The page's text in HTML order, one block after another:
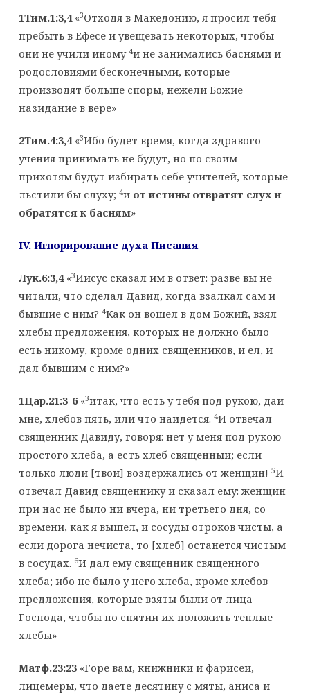
1Тим.1:3,4«3Отходя в Македонию, я просил тебя
пребыть в Ефесе и увещевать некоторых, чтобы
они не учили иному 4и не занимались баснями и
родословиями бесконечными, которые
производят больше споры, нежели Божие
назидание в вере»
2Тим.4:3,4«3Ибо будет время, когда здравого
учения принимать не будут, но по своим
прихотям будут избирать себе учителей, которые
льстили бы слуху; 4и от истины отвратят слух и
обратятся к басням»
IV. Игнорирование духа Писания
Лук.6:3,4«3Иисус сказал им в ответ: разве вы не
читали, что сделал Давид, когда взалкал сам и
бывшие с ним? 4Как он вошел в дом Божий, взял
хлебы предложения, которых не должно было
есть никому, кроме одних священников, и ел, и
дал бывшим с ним?»
1Цар.21:3-6«3итак, что есть у тебя под рукою, дай
мне, хлебов пять, или что найдется. 4И отвечал
священник Давиду, говоря: нет у меня под рукою
простого хлеба, а есть хлеб священный; если
только люди [твои] воздержались от женщин! 5И
отвечал Давид священнику и сказал ему: женщин
при нас не было ни вчера, ни третьего дня, со
времени, как я вышел, и сосуды отроков чисты, а
если дорога нечиста, то [хлеб] останется чистым
в сосудах. 6И дал ему священник священного
хлеба; ибо не было у него хлеба, кроме хлебов
предложения, которые взяты были от лица
Господа, чтобы по снятии их положить теплые
хлебы»
Матф.23:23«Горе вам, книжники и фарисеи,
лицемеры, что даете десятину с мяты, аниса и